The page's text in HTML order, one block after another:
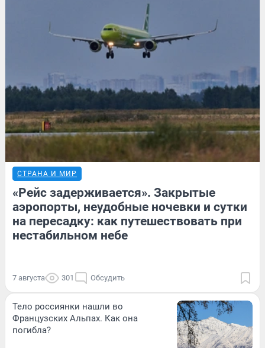
СТРАНА И МИР
«Рейс задерживается». Закрытые
аэропорты, неудобные ночевки и сутки
на пересадку: как путешествовать при
нестабильном небе
7 августа 301 Обсудить
Тело россиянки нашли во
Французских Альпах. Как она
погибла?